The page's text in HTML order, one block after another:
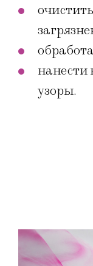
нанести
узоры.